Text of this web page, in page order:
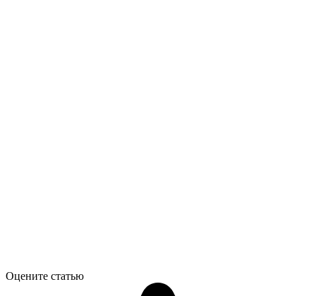
Оцените статью